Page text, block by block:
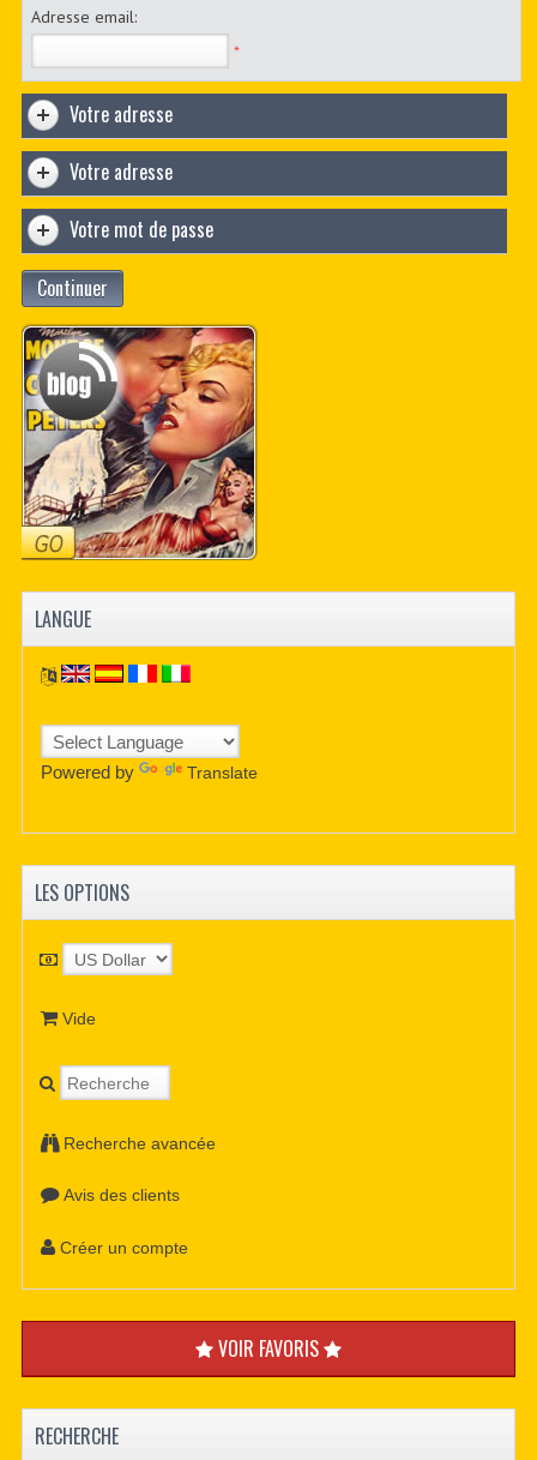
Adresse email:
*
Votre adresse
Votre adresse
Votre mot de passe
Continuer
LANGUE
Powered by Translate
LES OPTIONS
Vide
Recherche avancée
Avis des clients
Créer un compte
VOIR FAVORIS
RECHERCHE